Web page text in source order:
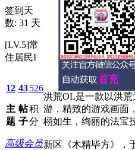
签到天
数: 31 天
[LV.5]常
住居民I
12
主
题
43
帖
子
526
积
分
高级会员
洪荒OL是一款以洪
游，精致的游戏画面
栩如生，绚丽的法宝
新区《木精毕方》，